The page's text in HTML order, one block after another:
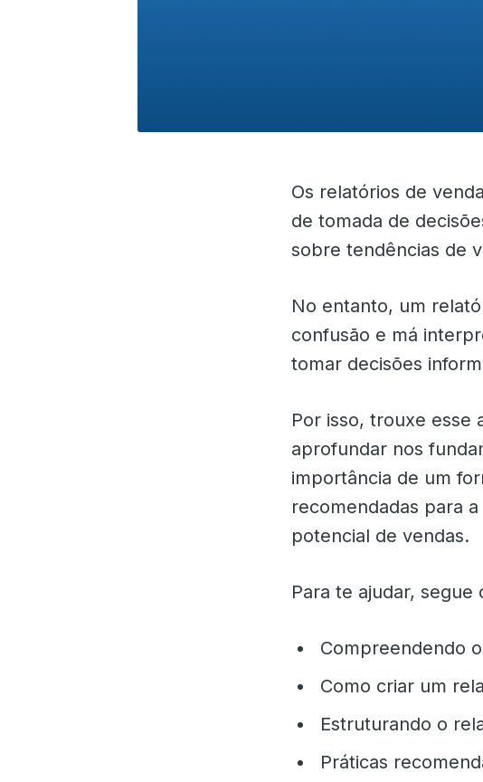
Os relatórios de
de tomada de
sobre tendências de
No entanto, um
confusão e má
tomar decisões
Por isso, trouxe esse
aprofundar nos
importância de um
recomendadas para
potencial de vendas.
Para te ajudar,
Compreendendo
Como criar um
Estruturando o
Práticas